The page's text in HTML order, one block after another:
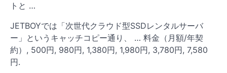
トと …
JETBOYでは「次世代クラウド型SSDレンタルサーバ
ー」というキャッチコピー通り、 … 料金（月額/年契
約）, 500円, 980円, 1,380円, 1,980円, 3,780円, 7,580
円.